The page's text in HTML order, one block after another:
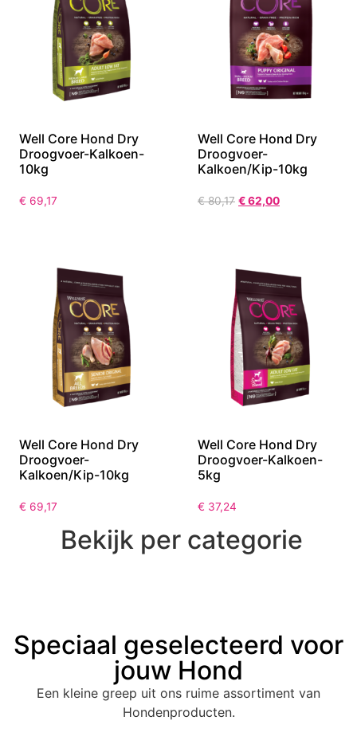
Well Core Hond Dry
Droogvoer-Kalkoen-
10kg
€ 69,17
Well Core Hond Dry
Droogvoer-
Kalkoen/Kip-10kg
€80,17 €62,00
Well Core Hond Dry
Droogvoer-
Kalkoen/Kip-10kg
€ 69,17
Well Core Hond Dry
Droogvoer-Kalkoen-
5kg
€ 37,24
Bekijk per categorie
Speciaal geselecteerd voor
jouw Hond
Een kleine greep uit ons ruime assortiment van
Hondenproducten.